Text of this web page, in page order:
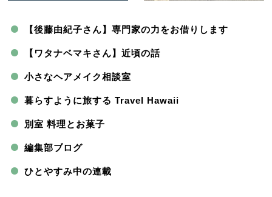
【後藤由紀子さん】専門家の力をお借りします
【ワタナベマキさん】近頃の話
小さなヘアメイク相談室
暮らすように旅する Travel Hawaii
別室 料理とお菓子
編集部ブログ
ひとやすみ中の連載